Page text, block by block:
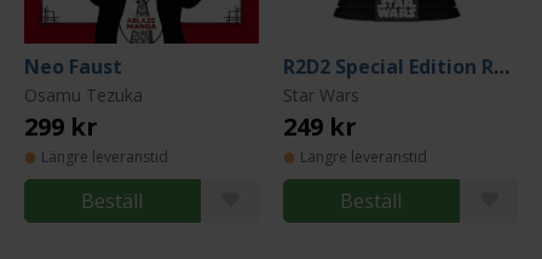
Neo Faust
Osamu Tezuka
299 kr
Längre leveranstid
Beställ
R2D2 Special Edition Retro Series Pop! Vinyl Figure
Star Wars
249 kr
Längre leveranstid
Beställ